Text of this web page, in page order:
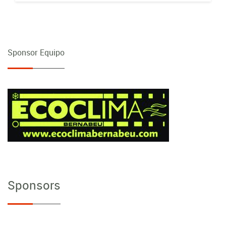
Sponsor Equipo
Sponsors